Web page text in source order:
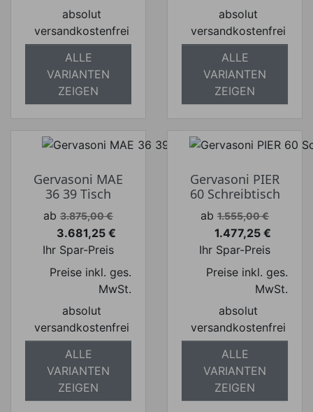
absolut
versandkostenfrei
ALLE
VARIANTEN
ZEIGEN
absolut
versandkostenfrei
ALLE
VARIANTEN
ZEIGEN
Gervasoni MAE
36 39 Tisch
Verkaufspreis
ab 3.875,00 €
Preis
3.681,25 €
Ihr Spar-Preis
Preise inkl. ges.
MwSt.
absolut
versandkostenfrei
ALLE
VARIANTEN
ZEIGEN
Gervasoni PIER
60 Schreibtisch
Verkaufspreis
ab 1.555,00 €
Preis
1.477,25 €
Ihr Spar-Preis
Preise inkl. ges.
MwSt.
absolut
versandkostenfrei
ALLE
VARIANTEN
ZEIGEN